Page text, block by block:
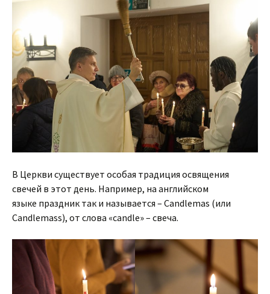
В Церкви существует особая традиция освящения
свечей в этот день. Например, на английском
языке праздник так и называется – Candlemas (или
Candlemass), от слова «candle» – свеча.